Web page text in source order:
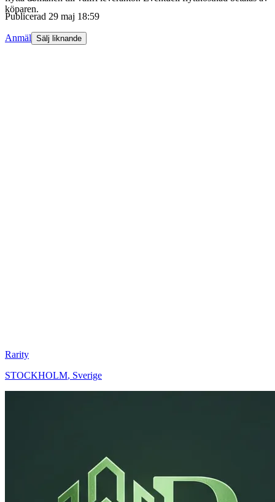
köparen.
Publicerad 29 maj 18:59
Anmäl Sälj liknande
Rarity
STOCKHOLM, Sverige